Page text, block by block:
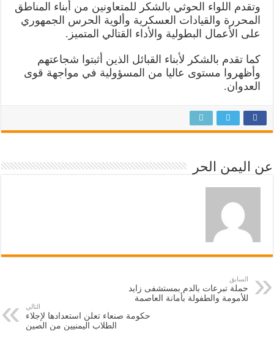
وتقدم اللواء الحوثي بالشكر للمتعاونين من أبناء المناطق
المحررة والقيادات العسكرية وألوية الحرس الجمهوري
على الأعمال البطولية والأداء القتالي المتميز.
كما تقدم بالشكر لأبناء القبائل الذين أثبتوا شجاعتهم
وأظهروا مستوى عاليا من المسؤولية في مواجهة قوى
العدوان.
عن اليمن الحر
السابق
حملة تبرعات بالدم بمستشفى زايد
للأمومة والطفولة بأمانة العاصمة
التالي
حكومة صنعاء تعلن استعدادها لإجلاء
الطلاب اليمنيين من الصين